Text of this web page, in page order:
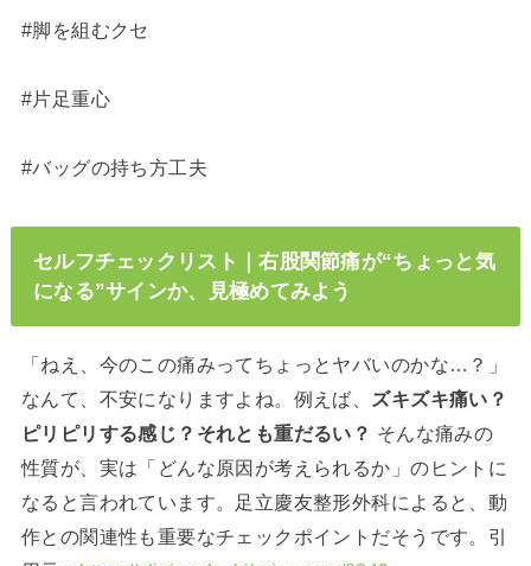
#脚を組むクセ
#片足重心
#バッグの持ち方工夫
セルフチェックリスト｜右股関節痛が“ちょっと気
になる”サインか、見極めてみよう
「ねえ、今のこの痛みってちょっとヤバいのかな…？」
なんて、不安になりますよね。例えば、 ズキズキ痛い？
ピリピリする感じ？それとも重だるい？ そんな痛みの
性質が、実は「どんな原因が考えられるか」のヒントに
なると言われています。足立慶友整形外科によると、動
作との関連性も重要なチェックポイントだそうです。引